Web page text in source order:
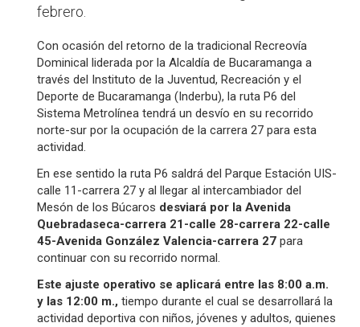
febrero.
Con ocasión del retorno de la tradicional Recreovía
Dominical liderada por la Alcaldía de Bucaramanga a
través del Instituto de la Juventud, Recreación y el
Deporte de Bucaramanga (Inderbu), la ruta P6 del
Sistema Metrolínea tendrá un desvío en su recorrido
norte-sur por la ocupación de la carrera 27 para esta
actividad.
En ese sentido la ruta P6 saldrá del Parque Estación UIS-
calle 11-carrera 27 y al llegar al intercambiador del
Mesón de los Búcaros desviará por la Avenida
Quebradaseca-carrera 21-calle 28-carrera 22-calle
45-Avenida González Valencia-carrera 27para
continuar con su recorrido normal.
Este ajuste operativo se aplicará entre las 8:00 a.m.
y las 12:00 m., tiempo durante el cual se desarrollará la
actividad deportiva con niños, jóvenes y adultos, quienes